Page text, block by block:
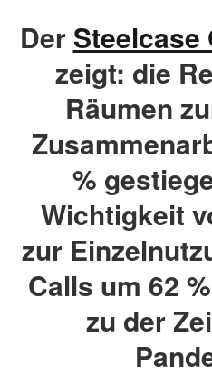
Der Steelcase
zeigt: die
Räumen
%
Wichtigkeit
zur
Calls um 62
zu der